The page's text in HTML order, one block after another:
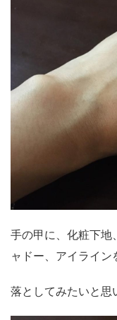
手の甲に、化粧下地
ャドー、アイライン
落としてみたいと思